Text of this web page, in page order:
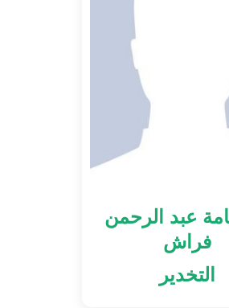
عبد الرحمن
فراش
التخدير